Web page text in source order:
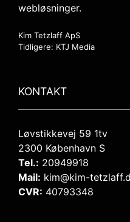
webløsninger.
Kim Tetzlaff ApS
Tidligere: KTJ Media
KONTAKT
Løvstikkevej 59 1tv
2300 København S
Tel.: 20949918
Mail: kim@kim-
CVR: 40793348